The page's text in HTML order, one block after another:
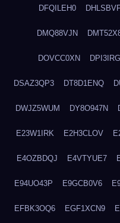
DFQILEH0
DMQ88VJN
DOVCC0XN
DSAZ3QP3 DT8D1ENQ
DWJZ5WUM DY8O947N
E23W1IRK E2H3CLOV
E4OZBDQJ E4VTYUE7
E94UO43P E9GCB0V6
EFBK3OQ6 EGF1XCN9